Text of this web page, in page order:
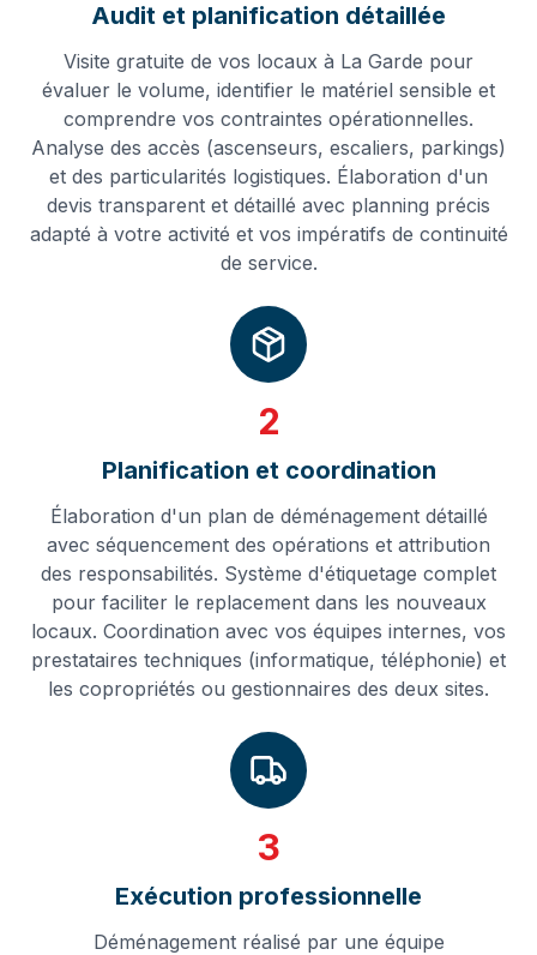
Audit et planification détaillée
Visite gratuite de vos locaux à La Garde pour
évaluer le volume, identifier le matériel sensible et
comprendre vos contraintes opérationnelles.
Analyse des accès (ascenseurs, escaliers, parkings)
et des particularités logistiques. Élaboration d'un
devis transparent et détaillé avec planning précis
adapté à votre activité et vos impératifs de continuité
de service.
2
Planification et coordination
Élaboration d'un plan de déménagement détaillé
avec séquencement des opérations et attribution
des responsabilités. Système d'étiquetage complet
pour faciliter le replacement dans les nouveaux
locaux. Coordination avec vos équipes internes, vos
prestataires techniques (informatique, téléphonie) et
les copropriétés ou gestionnaires des deux sites.
3
Exécution professionnelle
Déménagement réalisé par une équipe